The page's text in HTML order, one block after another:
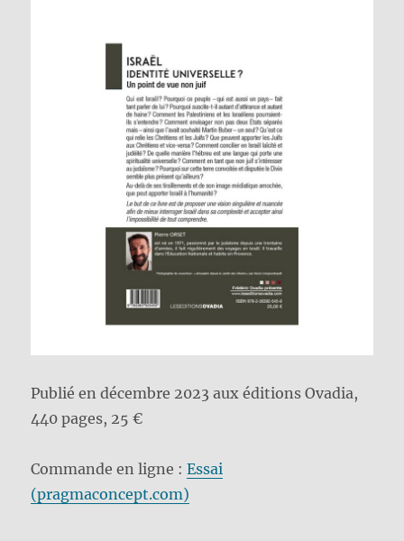
Publié en décembre 2023 aux éditions Ovadia,
440 pages, 25 €
Commande en ligne :Essai
(pragmaconcept.com)